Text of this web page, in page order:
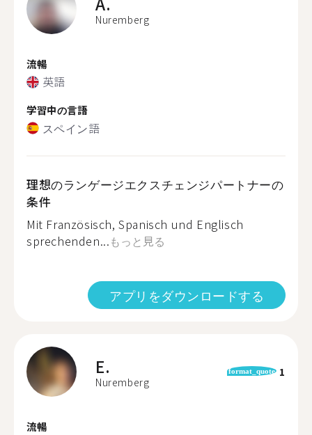
Nuremberg
流暢
英語
学習中の言語
スペイン語
理想のランゲージエクスチェンジパートナーの
条件
Mit Französisch, Spanisch und Englisch
sprechenden...もっと見る
アプリをダウンロードする
E.
Nuremberg
format_quote 1
流暢